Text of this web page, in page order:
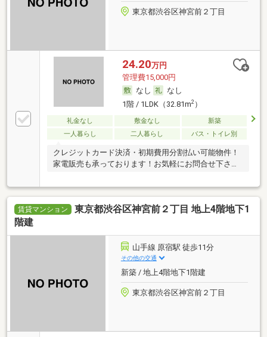
東京都渋谷区神宮前２丁目
24.20万円
管理費15,000円
なし
なし
1階 / 1LDK（32.81m2）
礼金なし 敷金なし
新築
一人暮らし
二人暮らし バス・トイレ別
クレジットカード決済・初期費用分割払い可能物件！
家電販売も承っております！お気軽にお問合せ下さ
賃貸マンション
東京都渋谷区神宮前２丁目 地上4階地下1
階建
山手線 原宿駅 徒歩11分
その他の交通
新築 / 地上4階地下1階建
東京都渋谷区神宮前２丁目